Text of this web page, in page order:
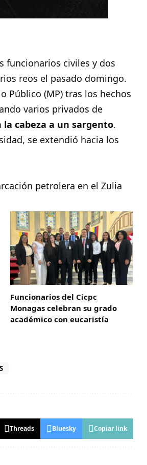
funcionarios civiles y dos
reos el pasado domingo.
Público (MP) tras los hechos
varios privados de
cabeza a un sargento.
se extendió hacia los
petrolera en el Zulia
Funcionarios del Cicpc
Monagas celebran su grado
académico con eucaristía
Threads Bluesky Copiar link